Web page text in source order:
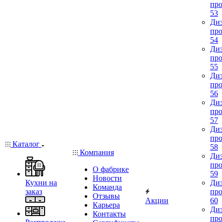
Каталог
Кухни на
заказ
Компания
О фабрике
Новости
Команда
Отзывы
Карьера
Контакты
Акции
53
54
55
56
57
58
59
60